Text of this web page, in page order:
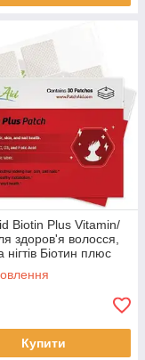
Biotin Plus Vitamin/
здоров'я волосся,
нігтів Біотин плюс
30 шт BX209
Купити